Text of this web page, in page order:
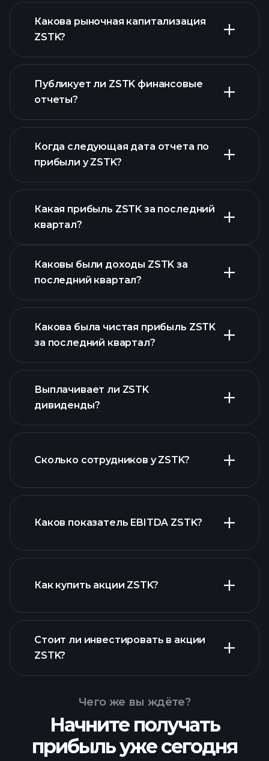
ZSTK графике
Какова рыночная капитализация
ZSTK?
наш список акций
Публикует ли ZSTK финансовые
отчеты?
финансовые отчеты ZSTK
Когда следующая дата отчета по
прибыли у ZSTK?
Какая прибыль ZSTK за последний
квартал?
Каковы были доходы ZSTK за
последний квартал?
финансовых
Какова была чистая прибыль ZSTK
за последний квартал?
финансовых отчетах ZSTK
Выплачивает ли ZSTK
дивиденды?
акций с высокими
Сколько сотрудников у ZSTK?
крупнейших
Каков показатель EBITDA ZSTK?
Как купить акции ZSTK?
Playtrade
Стоит ли инвестировать в акции
ZSTK?
Чего же вы ждёте?
Начните получать
прибыль уже сегодня